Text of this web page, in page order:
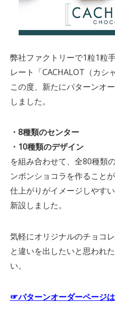
弊社ファクトリーで1粒1粒
レート「CACHALOT（カシ
この度、新たにパターンオ
しました。
・8種類のセンター
・10種類のデザイン
を組み合わせて、全80種類
ンボンショコラを作ることが
仕上がりがイメージしやす
新設しました。
気軽にオリジナルのチョコ
と違いを出したいと思われ
い。
☞パターンオーダーページ